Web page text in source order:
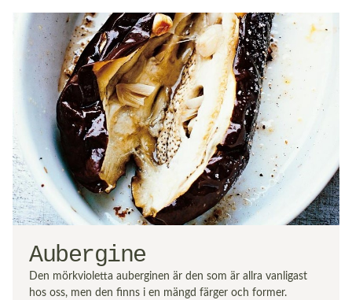
Aubergine
Den mörkvioletta auberginen är den som är allra vanligast
hos oss, men den finns i en mängd färger och former.